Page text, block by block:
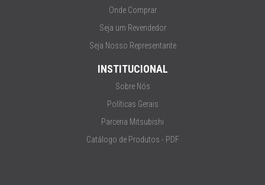
Onde Comprar
Seja um Revendedor
Seja Nosso Representante
INSTITUCIONAL
Sobre Nós
Políticas Gerais
Parceria Mitsubishi
Catálogo de Produtos - PDF